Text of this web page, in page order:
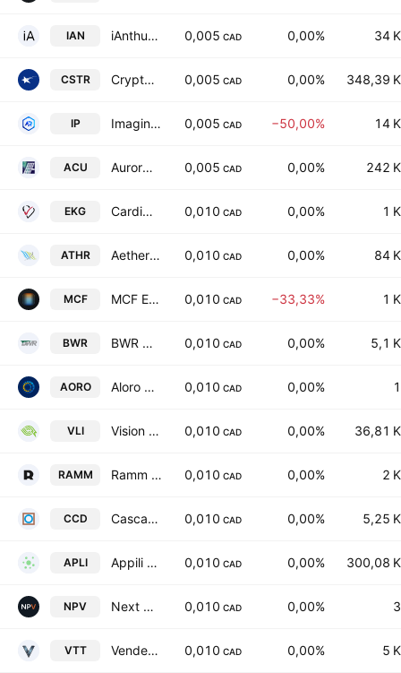
IAN iAnthus Capital Holdings, Inc. 0,005 CAD 0,00% 34 K
CSTR CryptoStar Corp. 0,005 CAD 0,00% 348,39 K
IP ImagineAR Inc. 0,005 CAD −50,00% 14 K
ACU Aurora Solar Technologies, Inc. 0,005 CAD 0,00% 242 K
EKG CardioComm Solutions, Inc. 0,010 CAD 0,00% 1 K
ATHR Aether Catalyst Solutions, Inc. 0,010 CAD 0,00% 84 K
MCF MCF Energy Ltd 0,010 CAD −33,33% 1 K
BWR BWR Exploration Inc. 0,010 CAD 0,00% 5,1 K
AORO Aloro Mining Corp. 0,010 CAD 0,00% 1
VLI Vision Lithium, Inc. 0,010 CAD 0,00% 36,81 K
RAMM Ramm Pharma Corp 0,010 CAD 0,00% 2 K
CCD Cascadero Copper Corp. 0,010 CAD 0,00% 5,25 K
APLI Appili Therapeutics Inc Class A 0,010 CAD 0,00% 300,08 K
NPV Next Phase Ventures Limited 0,010 CAD 0,00% 3
VTT Vendetta Mining Corp. 0,010 CAD 0,00% 5 K